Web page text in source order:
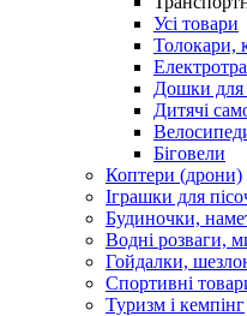
Усі товари
Толокари,
Дошки для
Дитячі
Біговели
Коптери (дрони)
Іграшки для
Будиночки,
Водні розваги,
Гойдалки,
Спортивні
Туризм і кемпінг